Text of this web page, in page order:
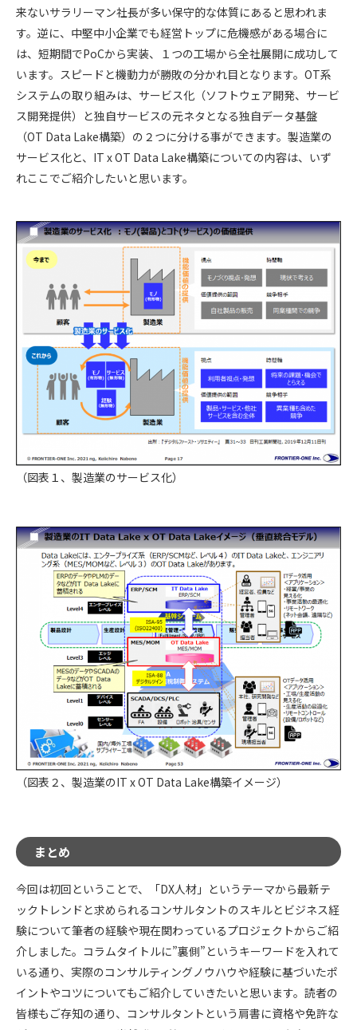
来ないサラリーマン社長が多い保守的な体質にあると思われま
す。逆に、中堅中小企業でも経営トップに危機感がある場合に
は、短期間でPoCから実装、１つの工場から全社展開に成功して
います。スピードと機動力が勝敗の分かれ目となります。OT系
システムの取り組みは、サービス化（ソフトウェア開発、サービ
ス開発提供）と独自サービスの元ネタとなる独自データ基盤
（OT Data Lake構築）の２つに分ける事ができます。製造業の
サービス化と、IT x OT Data Lake構築についての内容は、いず
れここでご紹介したいと思います。
（図表１、製造業のサービス化）
（図表２、製造業のIT x OT Data Lake構築イメージ）
まとめ
今回は初回ということで、「DX人材」というテーマから最新テ
ックトレンドと求められるコンサルタントのスキルとビジネス経
験について筆者の経験や現在関わっているプロジェクトからご紹
介しました。コラムタイトルに”裏側”というキーワードを入れて
いる通り、実際のコンサルティングノウハウや経験に基づいたポ
イントやコツについてもご紹介していきたいと思います。読者の
皆様もご存知の通り、コンサルタントという肩書に資格や免許な